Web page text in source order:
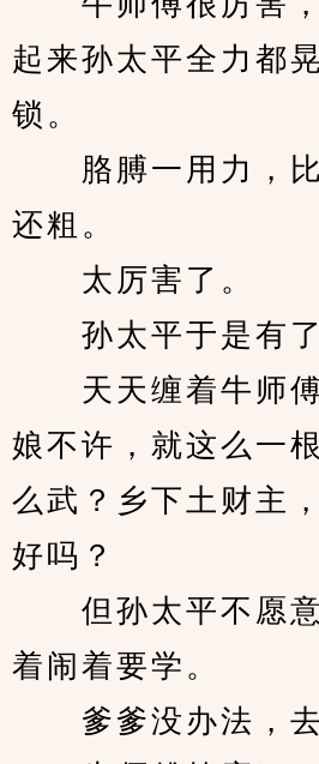
起来孙太平全力都
锁。
胳膊一用力，比
还粗。
太厉害了。
孙太平于是有了
天天缠着牛师傅
娘不许，就这么一
么武？乡下土财主
好吗？
但孙太平不愿意
着闹着要学。
爹爹没办法，去